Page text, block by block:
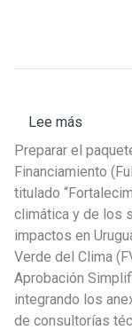
Lee más
PPF102
-
01:
Firma
experta
en
la
Preparar el
Financiamiento
titulado
climática y de los
impactos en
Verde del Clima
Aprobación
integrando los
de consultorías